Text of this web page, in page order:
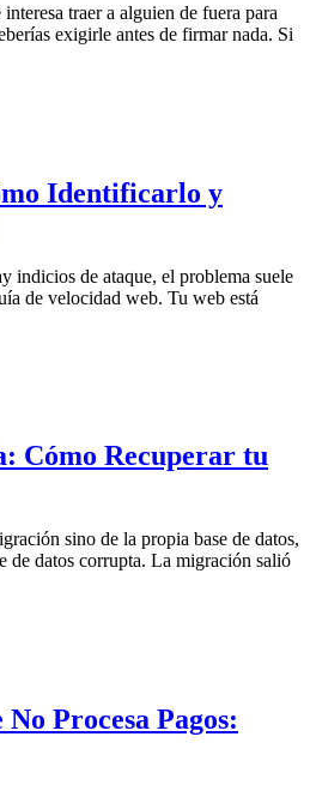
traer a alguien de fuera para
exigirle antes de firmar nada. Si
Identificarlo y
indicios de ataque, el problema suele
de velocidad web. Tu web está
Cómo Recuperar tu
sino de la propia base de datos,
de datos corrupta. La migración salió
Procesa Pagos: